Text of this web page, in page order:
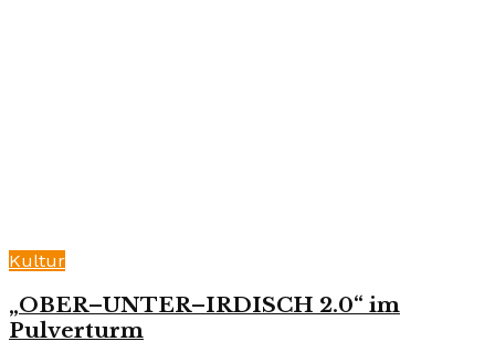
Kultur
„OBER–UNTER–IRDISCH 2.0“ im
Pulverturm